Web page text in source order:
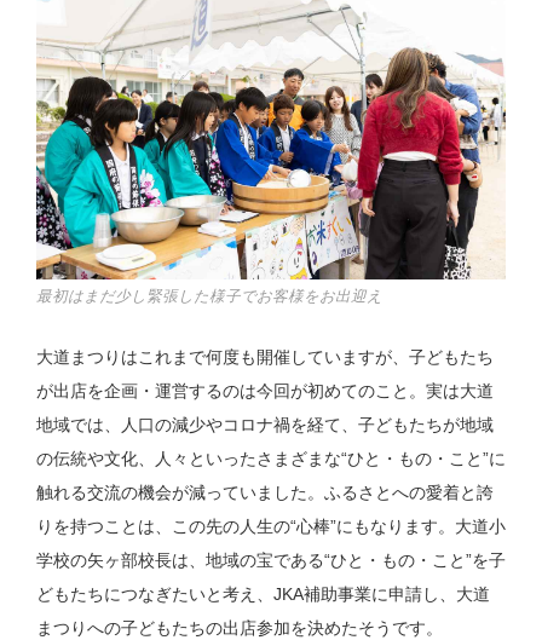
最初はまだ少し緊張した様子でお客様をお出迎え
大道まつりはこれまで何度も開催していますが、子どもたち
が出店を企画・運営するのは今回が初めてのこと。実は大道
地域では、人口の減少やコロナ禍を経て、子どもたちが地域
の伝統や文化、人々といったさまざまな“ひと・もの・こと”に
触れる交流の機会が減っていました。ふるさとへの愛着と誇
りを持つことは、この先の人生の“心棒”にもなります。大道小
学校の矢ヶ部校長は、地域の宝である“ひと・もの・こと”を子
どもたちにつなぎたいと考え、JKA補助事業に申請し、大道
まつりへの子どもたちの出店参加を決めたそうです。